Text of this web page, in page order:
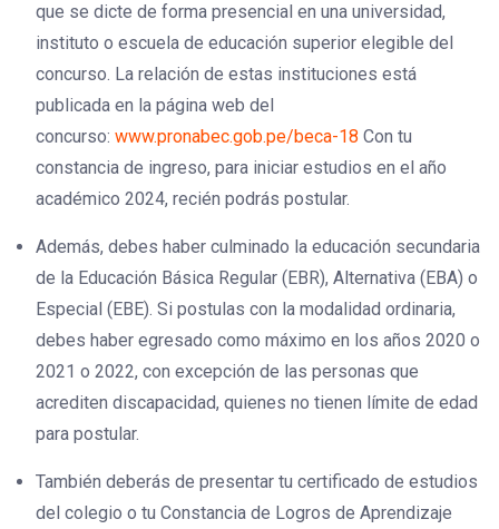
que se dicte de forma presencial en una universidad,
instituto o escuela de educación superior elegible del
concurso. La relación de estas instituciones está
publicada en la página web del
concurso: www.pronabec.gob.pe/beca-18 Con tu
constancia de ingreso, para iniciar estudios en el año
académico 2024, recién podrás postular.
Además, debes haber culminado la educación secundaria
de la Educación Básica Regular (EBR), Alternativa (EBA) o
Especial (EBE). Si postulas con la modalidad ordinaria,
debes haber egresado como máximo en los años 2020 o
2021 o 2022, con excepción de las personas que
acrediten discapacidad, quienes no tienen límite de edad
para postular.
También deberás de presentar tu certificado de estudios
del colegio o tu Constancia de Logros de Aprendizaje